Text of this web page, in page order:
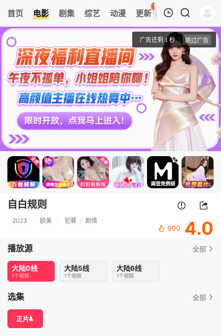
首页 电影 剧集 综艺 动漫 更新
95
热榜 APP
正片
自白规则
清空
自白规则
2023 欧美 犯罪 / 剧情
900 4.0
播放源 全部
大陆0线
1个视频
大陆5线
1个视频
大陆6线
1个视频
选集 全部
正片